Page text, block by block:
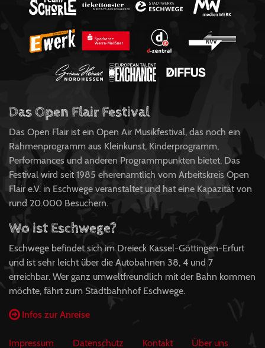
Das Open Flair Festival
Das Open Flair ist ein Open Air Musikfestival, das noch ein
Rahmenprogramm aus Kleinkunst, Kinderprogramm,
Performances und anderen Programmpunkten bietet. Das
Festival wird seit 1985 eherenamtlich vom Arbeitskreis Open
Flair e.V. in Eschwege veranstaltet und hat eine Kapazität von
rund 20.000 Besuchern.
Wo ist Eschwege?
Eschwege befindet sich im Dreieck Kassel-Göttingen-Erfurt
und ist sehr leicht über die Autobahnen 38, 4 und 7
erreichbar. Wer ganz umweltfreundlich mit der Bahn kommen
möchte, fährt zum Stadtbahnhof Eschwege.
Infos zur Anreise
Impressum Datenschutz Kontakt Über uns